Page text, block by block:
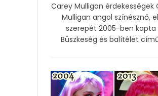
Carey Mulligan érdekességek
Mulligan angol színésznő,
szerepét 2005-ben kapta
Büszkeség és balítélet